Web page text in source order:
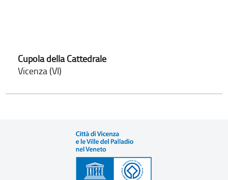
Cupola della Cattedrale
Vicenza (VI)